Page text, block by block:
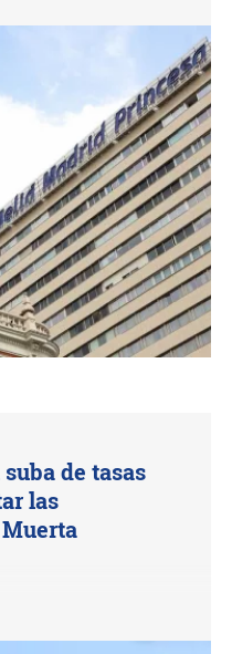
de tasas
las